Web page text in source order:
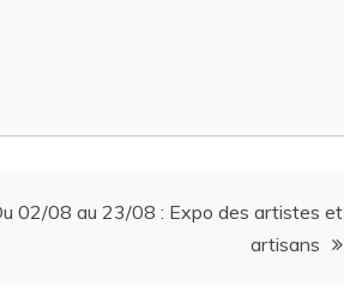
02/08 au 23/08 : Expo des artistes et
artisans